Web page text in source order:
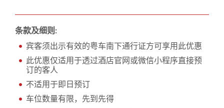
条款及细则:
宾客须出示有效的粤车南下通行证方可享用此优惠
此优惠仅适用于透过酒店官网或微信小程序直接预
订的客人
不适用于即日预订
车位数量有限，先到先得